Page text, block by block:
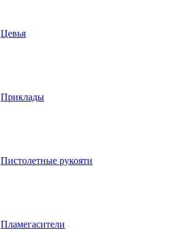
Цевья
Приклады
Пистолетные рукояти
Пламегасители